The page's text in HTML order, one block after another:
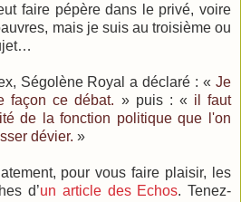
faire pépère dans le privé, voire
mais je suis au troisième ou
Ségolène Royal a déclaré : « Je
façon ce débat. » puis : « il faut
de la fonction politique que l'on
dévier. »
pour vous faire plaisir, les
d’un article des Echos. Tenez-